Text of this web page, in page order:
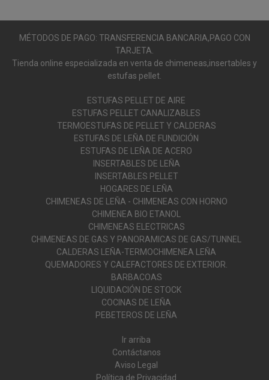
MÉTODOS DE PAGO: TRANSFERENCIA BANCARIA,PAGO CON
TARJETA.
Tienda online especializada en venta de chimeneas,insertables y
estufas pellet.
ESTUFAS PELLET DE AIRE
ESTUFAS PELLET CANALIZABLES
TERMOESTUFAS DE PELLET Y CALDERAS
ESTUFAS DE LEÑA DE FUNDICIÓN
ESTUFAS DE LEÑA DE ACERO
INSERTABLES DE LEÑA
INSERTABLES PELLET
HOGARES DE LEÑA
CHIMENEAS DE LEÑA - CHIMENEAS CON HORNO
CHIMENEA BIO ETANOL
CHIMENEAS ELECTRICAS
CHIMENEAS DE GAS Y PANORAMICAS DE GAS/TUNNEL
CALDERAS LEÑA-TERMOCHIMENEA LEÑA
QUEMADORES Y CALEFACTORES DE EXTERIOR.
BARBACOAS
LIQUIDACIÓN DE STOCK
COCINAS DE LEÑA
PEBETEROS DE LEÑA
Ir arriba
Contáctanos
Aviso Legal
Política de Privacidad